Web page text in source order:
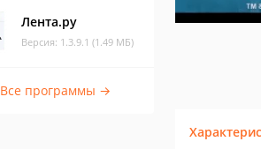
Лента.ру
Версия: 1.3.9.1 (1.49 МБ)
Все программы →